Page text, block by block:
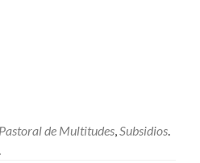
Pastoral de Multitudes,Subsidios.
.